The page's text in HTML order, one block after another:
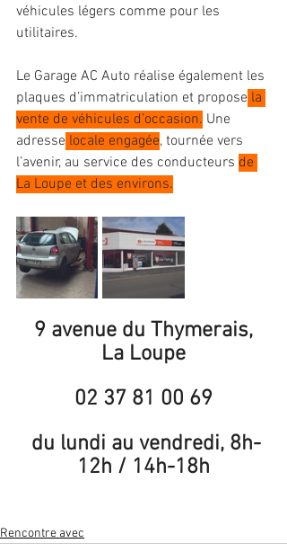
véhicules légers comme pour les
utilitaires.
Le Garage AC Auto réalise également les
plaques d’immatriculation et propose la
vente de véhicules d’occasion. Une
adresse locale engagée, tournée vers
l’avenir, au service des conducteurs de
La Loupe et des environs.
La Loupe
02 37 81 00 69
12h / 14h-18h
Rencontre avec